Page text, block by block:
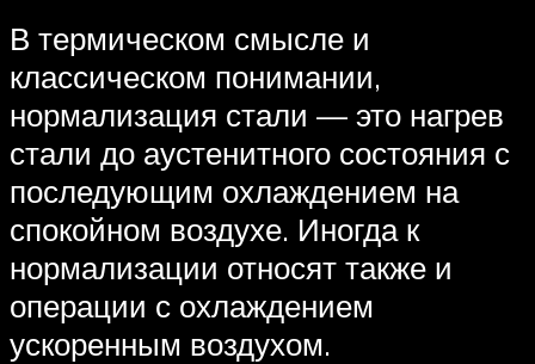
В термическом смысле и
классическом понимании,
нормализация стали — это нагрев
стали до аустенитного состояния с
последующим охлаждением на
спокойном воздухе. Иногда к
нормализации относят также и
операции с охлаждением
ускоренным воздухом.